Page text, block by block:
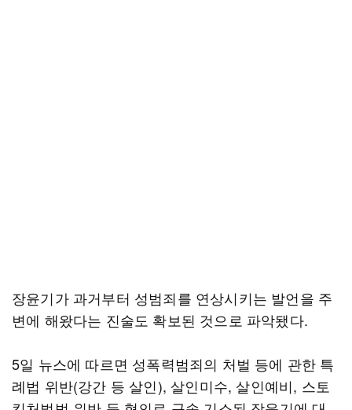
장윤기가 과거부터 성범죄를 연상시키는 발언을 주
변에 해왔다는 진술도 확보된 것으로 파악됐다.
5일 뉴스에 따르면 성폭력범죄의 처벌 등에 관한 특
례법 위반(강간 등 살인), 살인미수, 살인예비, 스토